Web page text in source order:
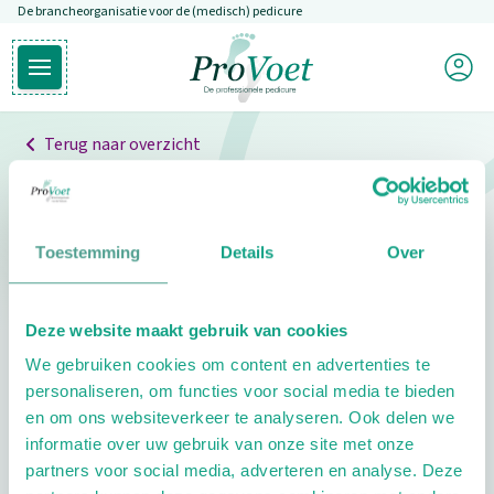
Toestemming Details Over
Deze website maakt gebruik van cookies
We gebruiken cookies om content en advertenties te
personaliseren, om functies voor social media te bieden
en om ons websiteverkeer te analyseren. Ook delen we
informatie over uw gebruik van onze site met onze
partners voor social media, adverteren en analyse. Deze
Overslaan en naar de inhoud gaan
De brancheorganisatie voor de (medisch) pedicure
Open hoofdmenu
Ga naar de homepagina
Mijn
Terug naar overzicht
Professionals
Pedicure niet gevonden
pedicure.